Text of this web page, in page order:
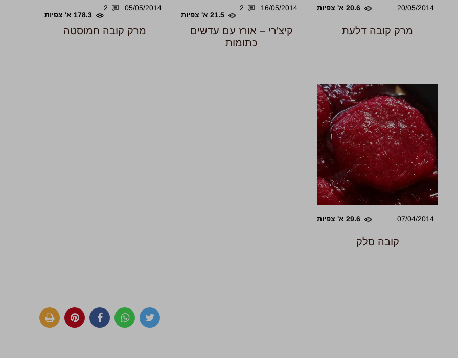
20/05/2014 20.6 א' צפיות
מרק קובה דלעת
16/05/2014
2
21.5 א' צפיות
קיצ'רי – אורז עם עדשים
כתומות
05/05/2014
2
178.3 א' צפיות
מרק קובה חמוסטה
07/04/2014 29.6 א' צפיות
קובה סלק